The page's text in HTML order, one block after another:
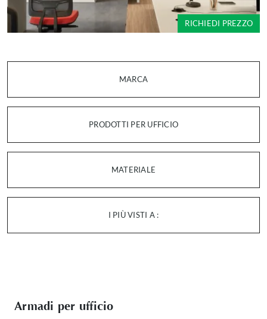
MARCA
PRODOTTI PER UFFICIO
MATERIALE
I PIÙ VISTI A :
RICHIEDI PREZZO
Armadi per ufficio